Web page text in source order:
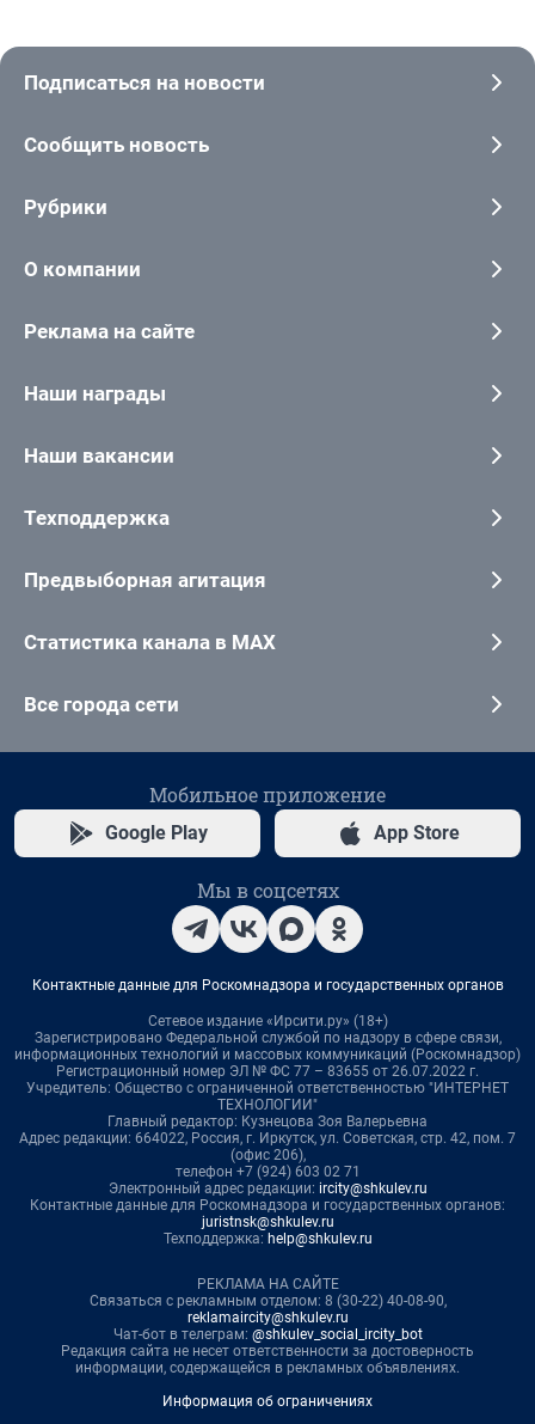
Подписаться на новости
Сообщить новость
Рубрики
О компании
Реклама на сайте
Наши награды
Наши вакансии
Техподдержка
Предвыборная агитация
Статистика канала в MAX
Все города сети
Мобильное приложение
Google Play App Store
Мы в соцсетях
Контактные данные для Роскомнадзора и государственных органов
Сетевое издание «Ирсити.ру» (18+)
Зарегистрировано Федеральной службой по надзору в сфере связи,
информационных технологий и массовых коммуникаций (Роскомнадзор)
Регистрационный номер ЭЛ № ФС 77 – 83655 от 26.07.2022 г.
Учредитель: Общество с ограниченной ответственностью "ИНТЕРНЕТ
ТЕХНОЛОГИИ"
Главный редактор: Кузнецова Зоя Валерьевна
Адрес редакции: 664022, Россия, г. Иркутск, ул. Советская, стр. 42, пом. 7
(офис 206),
телефон +7 (924) 603 02 71
Электронный адрес редакции: ircity@shkulev.ru
Контактные данные для Роскомнадзора и государственных органов:
juristnsk@shkulev.ru
Техподдержка: help@shkulev.ru
РЕКЛАМА НА САЙТЕ
Связаться с рекламным отделом: 8 (30-22) 40-08-90,
reklamaircity@shkulev.ru
Чат-бот в телеграм: @shkulev_social_ircity_bot
Редакция сайта не несет ответственности за достоверность
информации, содержащейся в рекламных объявлениях.
Информация об ограничениях